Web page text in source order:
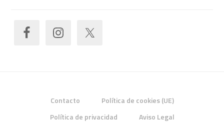
Contacto
Política de cookies (UE)
Política de privacidad
Aviso Legal